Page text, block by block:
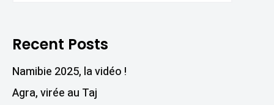
Recent Posts
Namibie 2025, la vidéo !
Agra, virée au Taj